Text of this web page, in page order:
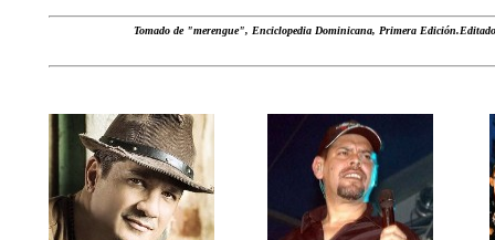
Tomado de "merengue", Enciclopedia Dominicana, Primera